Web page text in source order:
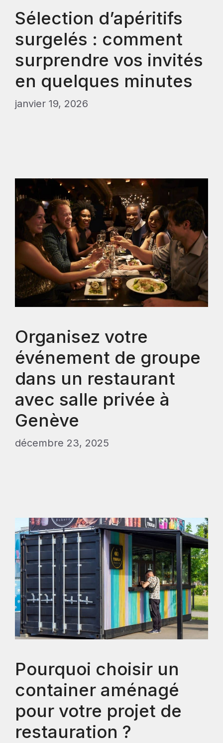
Sélection d’apéritifs
surgelés : comment
surprendre vos invités
en quelques minutes
janvier 19, 2026
Organisez votre
événement de groupe
dans un restaurant
avec salle privée à
Genève
décembre 23, 2025
Pourquoi choisir un
container aménagé
pour votre projet de
restauration ?